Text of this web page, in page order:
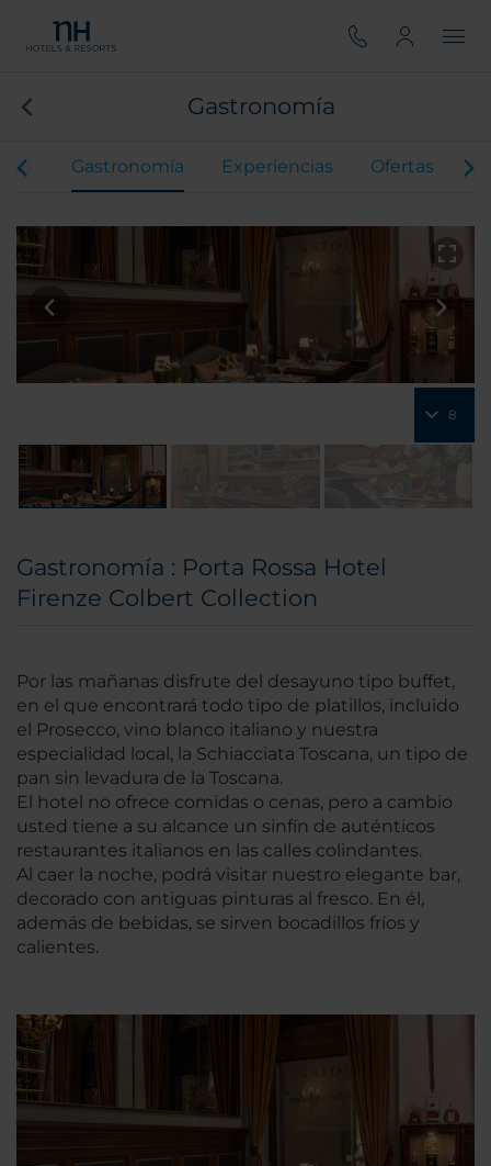
Gastronomía
Gastronomía Experiencias Ofertas
8
Gastronomía : Porta Rossa Hotel
Firenze Colbert Collection
Por las mañanas disfrute del desayuno tipo buffet,
en el que encontrará todo tipo de platillos, incluido
el Prosecco, vino blanco italiano y nuestra
especialidad local, la Schiacciata Toscana, un tipo de
pan sin levadura de la Toscana.
El hotel no ofrece comidas o cenas, pero a cambio
usted tiene a su alcance un sinfín de auténticos
restaurantes italianos en las calles colindantes.
Al caer la noche, podrá visitar nuestro elegante bar,
decorado con antiguas pinturas al fresco. En él,
además de bebidas, se sirven bocadillos fríos y
calientes.